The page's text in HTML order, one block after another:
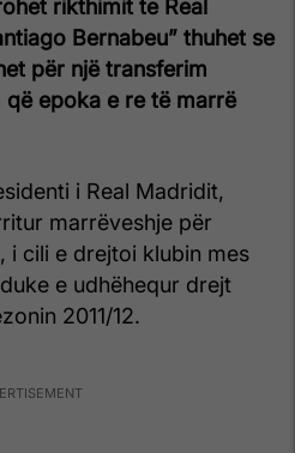
rikthimit te Real
Bernabeu” thuhet se
për një transferim
epoka e re të marrë
i Real Madridit,
marrëveshje për
i cili e drejtoi klubin mes
e udhëhequr drejt
2011/12.